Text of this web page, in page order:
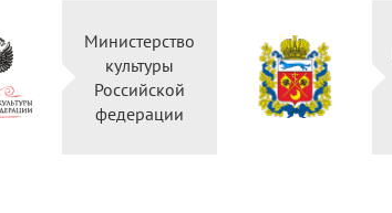
Министерство
культуры
Российской
федерации